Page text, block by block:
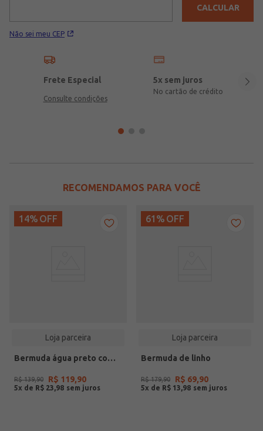
Não sei meu CEP
CALCULAR
Frete Especial
Consulte condições
5x sem juros
No cartão de crédito
RECOMENDAMOS PARA VOCÊ
14% OFF
Loja parceira
Bermuda água preto com amarração
R$ 139,90 R$ 119,90
5x de R$ 23,98
61% OFF
Loja parceira
Bermuda de linho
R$ 179,90 R$ 69,90
5x de R$ 13,98